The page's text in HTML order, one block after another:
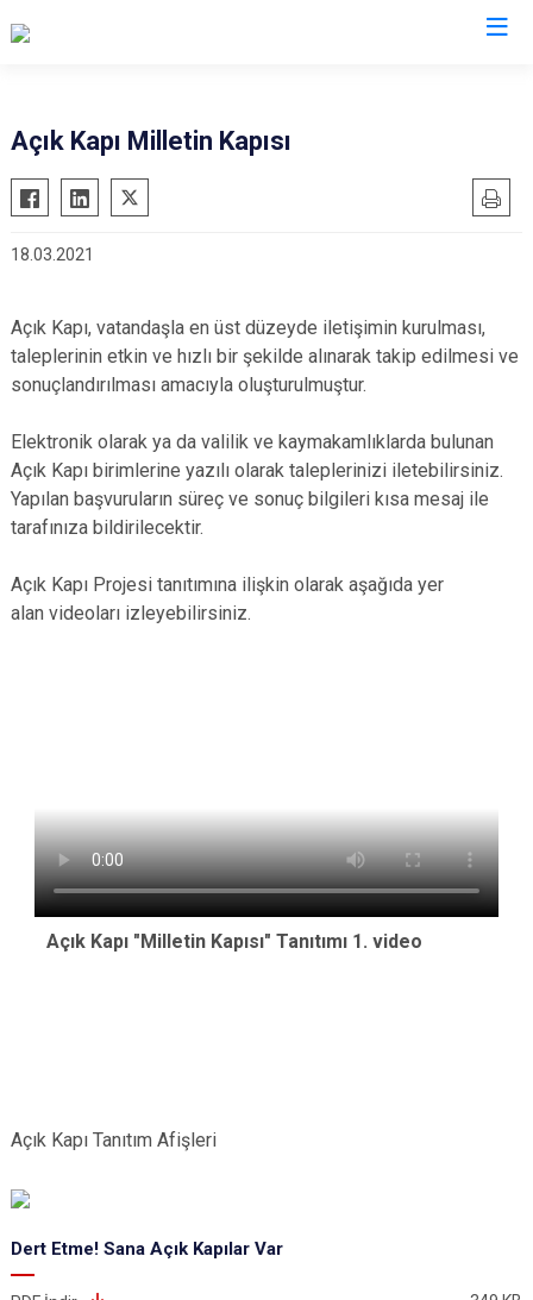
Açık Kapı Milletin Kapısı
18.03.2021
Açık Kapı, vatandaşla en üst düzeyde iletişimin kurulması,
taleplerinin etkin ve hızlı bir şekilde alınarak takip edilmesi ve
sonuçlandırılması amacıyla oluşturulmuştur.
Elektronik olarak ya da valilik ve kaymakamlıklarda bulunan
Açık Kapı birimlerine yazılı olarak taleplerinizi iletebilirsiniz.
Yapılan başvuruların süreç ve sonuç bilgileri kısa mesaj ile
tarafınıza bildirilecektir.
Açık Kapı Projesi tanıtımına ilişkin olarak aşağıda yer
alan videoları izleyebilirsiniz.
Açık Kapı "Milletin Kapısı" Tanıtımı 1. video
Açık Kapı Tanıtım Afişleri
Dert Etme! Sana Açık Kapılar Var